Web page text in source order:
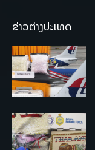
ຂ່າວຕ່າງປະເທດ